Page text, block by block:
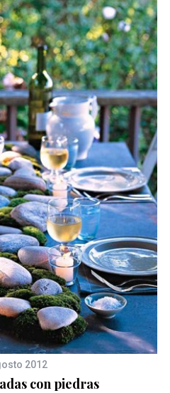
2012
con piedras